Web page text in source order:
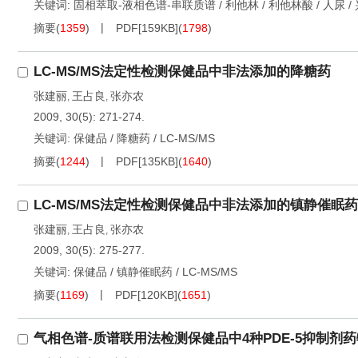
关键词: 固相萃取-液相色谱-串联质谱 / 利他林 / 利他林酸 / 人尿 /
摘要(1359) PDF[159KB](1798)
LC-MS/MS法定性检测保健品中非法添加的降糖药
张建丽, 王占良 , 张亦农
2009, 30(5): 271-274.
关键词: 保健品 / 降糖药 / LC-MS/MS
摘要(1244) PDF[135KB](1640)
LC-MS/MS法定性检测保健品中非法添加的镇静催眠药
张建丽, 王占良 , 张亦农
2009, 30(5): 275-277.
关键词: 保健品 / 镇静催眠药 / LC-MS/MS
摘要(1169) PDF[120KB](1651)
气相色谱-质谱联用法检测保健品中4种PDE-5抑制剂